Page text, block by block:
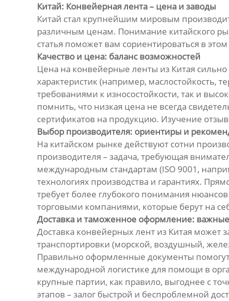
Китай: Конвейерная лента – цена и заводы
Китай стал крупнейшим мировым
различным ценам. Понимание китайского
статья поможет вам сориентироваться в
Качество и цена: баланс возможностей
Цена на конвейерные ленты из Китая
характеристик (например, маслостойкость,
требованиями к износостойкости, так и
помнить, что низкая цена не всегда
сертификатов на продукцию. Изучение
Выбор производителя: ориентиры и
На китайском рынке действуют сотни
производителя – задача, требующая
международным стандартам (ISO 9001,
технологиях производства и гарантиях.
требует более глубокого понимания
торговыми компаниями, которые берут на
Доставка и таможенное оформление:
Доставка конвейерных лент из Китая может
транспортировки (морской, воздушный,
Правильно оформленные документы
международной логистике для помощи в
крупные партии, как правило, выгоднее с
этапов – залог быстрой и беспроблемной